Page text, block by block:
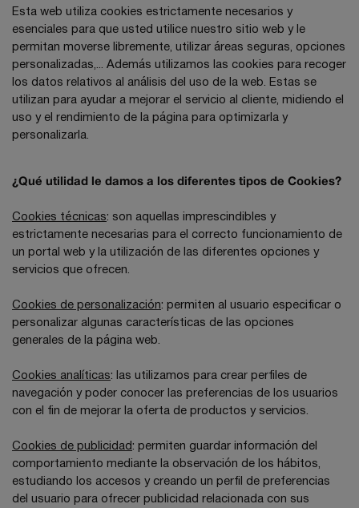
Esta web utiliza cookies estrictamente necesarios y
esenciales para que usted utilice nuestro sitio web y le
permitan moverse libremente, utilizar áreas seguras, opciones
personalizadas,... Además utilizamos las cookies para recoger
los datos relativos al análisis del uso de la web. Estas se
utilizan para ayudar a mejorar el servicio al cliente, midiendo el
uso y el rendimiento de la página para optimizarla y
personalizarla.
¿Qué utilidad le damos a los diferentes tipos de Cookies?
Cookies técnicas: son aquellas imprescindibles y
estrictamente necesarias para el correcto funcionamiento de
un portal web y la utilización de las diferentes opciones y
servicios que ofrecen.
Cookies de personalización: permiten al usuario especificar o
personalizar algunas características de las opciones
generales de la página web.
Cookies analíticas: las utilizamos para crear perfiles de
navegación y poder conocer las preferencias de los usuarios
con el fin de mejorar la oferta de productos y servicios.
Cookies de publicidad: permiten guardar información del
comportamiento mediante la observación de los hábitos,
estudiando los accesos y creando un perfil de preferencias
del usuario para ofrecer publicidad relacionada con sus